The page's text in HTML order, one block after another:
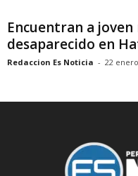
Encuentran a
desaparecido en
Redaccion Es Noticia - 22